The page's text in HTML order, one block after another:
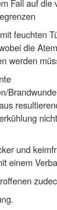
Fall auf die
feuchten
die
werden
und
einem